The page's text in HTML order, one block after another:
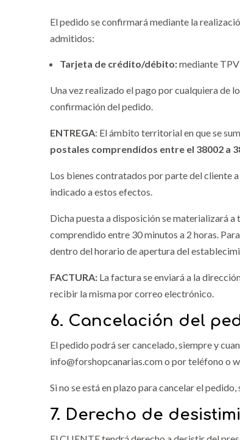
El pedido se confirmará mediante la
admitidos:
Tarjeta de crédito/débito:mediante
Una vez realizado el pago por cualquiera de
confirmación del pedido.
ENTREGA: El ámbito territorial en que se
postales comprendidos entre el 38002 a
Los bienes contratados por parte del cliente
indicado a estos efectos.
Dicha puesta a disposición se materializará
comprendido entre 30 minutos a 2 horas.
dentro del horario de apertura del
FACTURA:La factura se enviará a la
recibir la misma por correo electrónico.
6. Cancelación del
El pedido podrá ser cancelado, siempre y
info@forshopcanarias.com o por teléfono o
Si no se está en plazo para cancelar el
7. Derecho de